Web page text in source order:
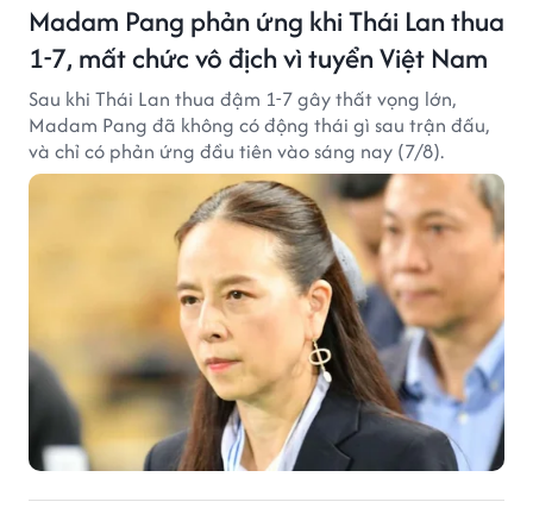
Madam Pang phản ứng khi Thái Lan thua
1-7, mất chức vô địch vì tuyển Việt Nam
Sau khi Thái Lan thua đậm 1-7 gây thất vọng lớn,
Madam Pang đã không có động thái gì sau trận đấu,
và chỉ có phản ứng đầu tiên vào sáng nay (7/8).